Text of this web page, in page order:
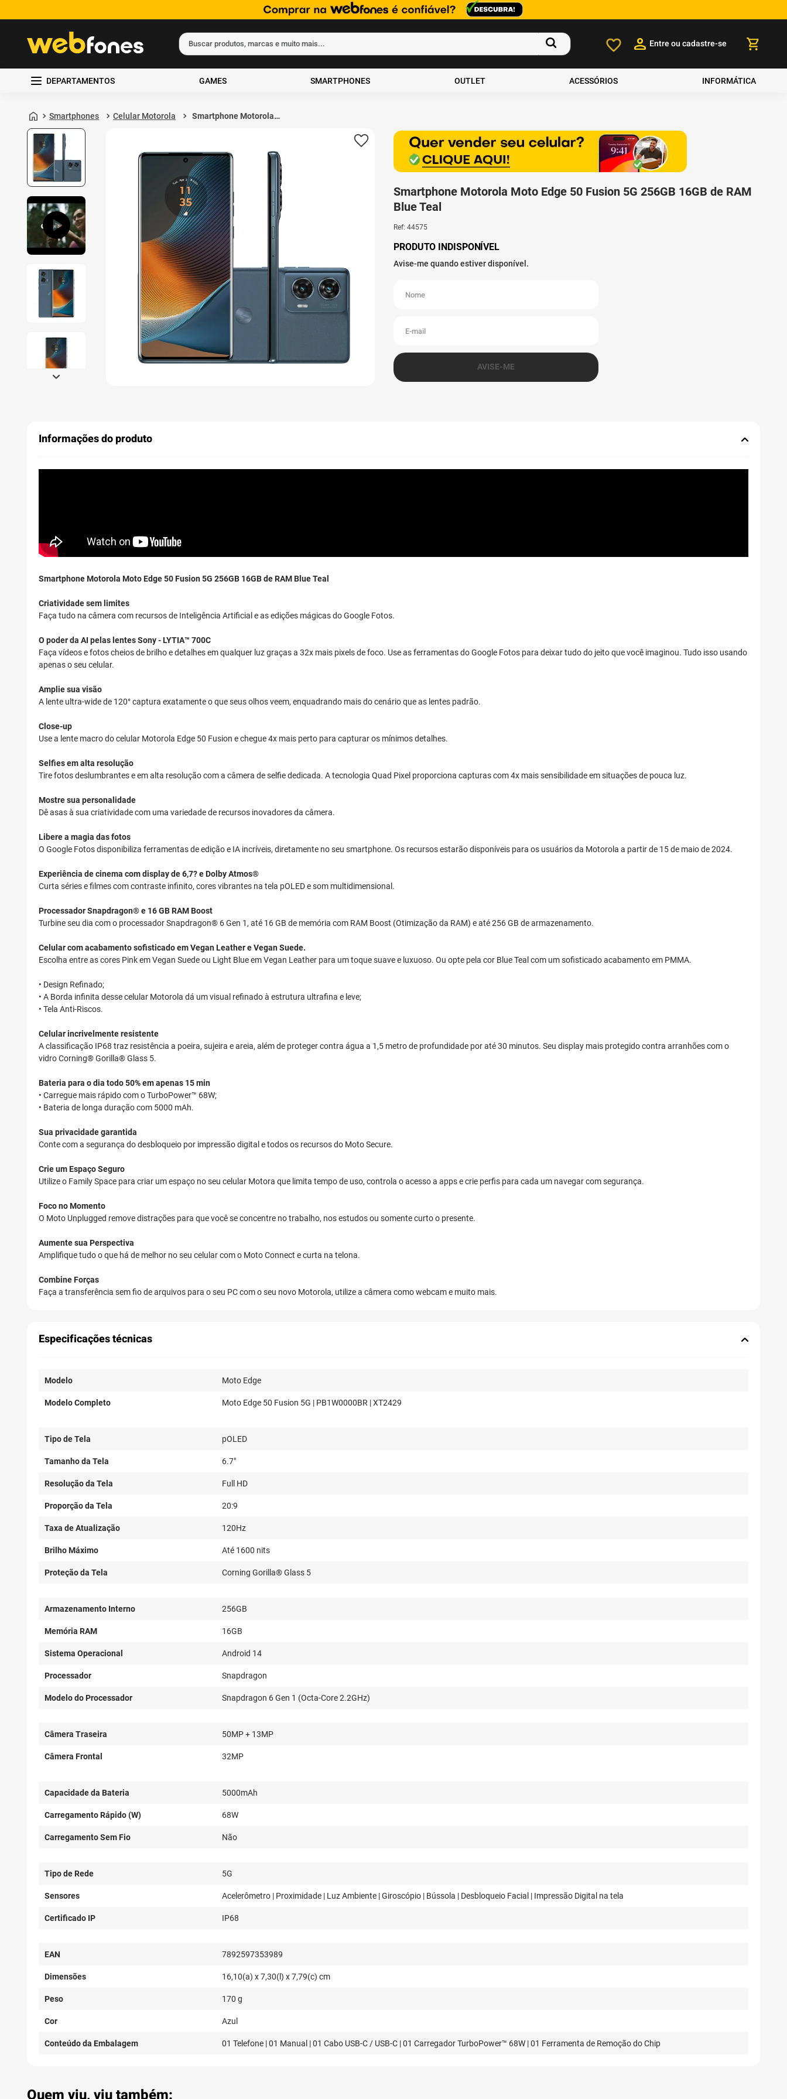
Buscar produtos, marcas e muito mais...
Entre ou cadastre-se
DEPARTAMENTOS GAMES SMARTPHONES OUTLET ACESSÓRIOS INFORMÁTICA
Smartphones Celular Motorola
Smartphone Motorola
Smartphone Motorola Moto Edge 50 Fusion 5G 256GB 16GB de RAM
Blue Teal
Ref: 44575
Informações do produto
Smartphone Motorola Moto Edge 50 Fusion 5G 256GB 16GB de RAM Blue Teal
Criatividade sem limites
Faça tudo na câmera com recursos de Inteligência Artificial e as edições mágicas do Google Fotos.
O poder da AI pelas lentes Sony - LYTIA™ 700C
Faça vídeos e fotos cheios de brilho e detalhes em qualquer luz graças a 32x mais pixels de foco. Use as ferramentas do Google Fotos para deixar tudo do jeito que você imaginou. Tudo isso usando
apenas o seu celular.
Amplie sua visão
A lente ultra-wide de 120° captura exatamente o que seus olhos veem, enquadrando mais do cenário que as lentes padrão.
Close-up
Use a lente macro do celular Motorola Edge 50 Fusion e chegue 4x mais perto para capturar os mínimos detalhes.
Selfies em alta resolução
Tire fotos deslumbrantes e em alta resolução com a câmera de selfie dedicada. A tecnologia Quad Pixel proporciona capturas com 4x mais sensibilidade em situações de pouca luz.
Mostre sua personalidade
Dê asas à sua criatividade com uma variedade de recursos inovadores da câmera.
Libere a magia das fotos
O Google Fotos disponibiliza ferramentas de edição e IA incríveis, diretamente no seu smartphone. Os recursos estarão disponíveis para os usuários da Motorola a partir de 15 de maio de 2024.
Experiência de cinema com display de 6,7? e Dolby Atmos®
Curta séries e filmes com contraste infinito, cores vibrantes na tela pOLED e som multidimensional.
Processador Snapdragon® e 16 GB RAM Boost
Turbine seu dia com o processador Snapdragon® 6 Gen 1, até 16 GB de memória com RAM Boost (Otimização da RAM) e até 256 GB de armazenamento.
Celular com acabamento sofisticado em Vegan Leather e Vegan Suede.
Escolha entre as cores Pink em Vegan Suede ou Light Blue em Vegan Leather para um toque suave e luxuoso. Ou opte pela cor Blue Teal com um sofisticado acabamento em PMMA.
• Design Refinado;
• A Borda infinita desse celular Motorola dá um visual refinado à estrutura ultrafina e leve;
• Tela Anti-Riscos.
Celular incrivelmente resistente
A classificação IP68 traz resistência a poeira, sujeira e areia, além de proteger contra água a 1,5 metro de profundidade por até 30 minutos. Seu display mais protegido contra arranhões com o
vidro Corning® Gorilla® Glass 5.
Bateria para o dia todo 50% em apenas 15 min
• Carregue mais rápido com o TurboPower™ 68W;
• Bateria de longa duração com 5000 mAh.
Sua privacidade garantida
Conte com a segurança do desbloqueio por impressão digital e todos os recursos do Moto Secure.
Crie um Espaço Seguro
Utilize o Family Space para criar um espaço no seu celular Motora que limita tempo de uso, controla o acesso a apps e crie perfis para cada um navegar com segurança.
Foco no Momento
O Moto Unplugged remove distrações para que você se concentre no trabalho, nos estudos ou somente curto o presente.
Aumente sua Perspectiva
Amplifique tudo o que há de melhor no seu celular com o Moto Connect e curta na telona.
Combine Forças
Faça a transferência sem fio de arquivos para o seu PC com o seu novo Motorola, utilize a câmera como webcam e muito mais.
Especificações técnicas
Modelo Moto Edge
Modelo Completo Moto Edge 50 Fusion 5G | PB1W0000BR | XT2429
Tipo de Tela pOLED
Tamanho da Tela 6.7"
Resolução da Tela Full HD
Proporção da Tela 20:9
Taxa de Atualização 120Hz
Brilho Máximo Até 1600 nits
Proteção da Tela Corning Gorilla® Glass 5
Armazenamento Interno 256GB
Memória RAM 16GB
Sistema Operacional Android 14
Processador Snapdragon
Modelo do Processador Snapdragon 6 Gen 1 (Octa-Core 2.2GHz)
Câmera Traseira 50MP + 13MP
Câmera Frontal 32MP
Capacidade da Bateria 5000mAh
Carregamento Rápido (W) 68W
Carregamento Sem Fio Não
Tipo de Rede 5G
Sensores Acelerômetro | Proximidade | Luz Ambiente | Giroscópio | Bússola | Desbloqueio Facial | Impressão Digital na tela
Certificado IP IP68
EAN 7892597353989
Dimensões 16,10(a) x 7,30(l) x 7,79(c) cm
Peso 170 g
Cor Azul
Conteúdo da Embalagem 01 Telefone | 01 Manual | 01 Cabo USB-C / USB-C | 01 Carregador TurboPower™ 68W | 01 Ferramenta de Remoção do Chip
Termos mais buscados
2º
gift card
4º
smartphone
5º notebook